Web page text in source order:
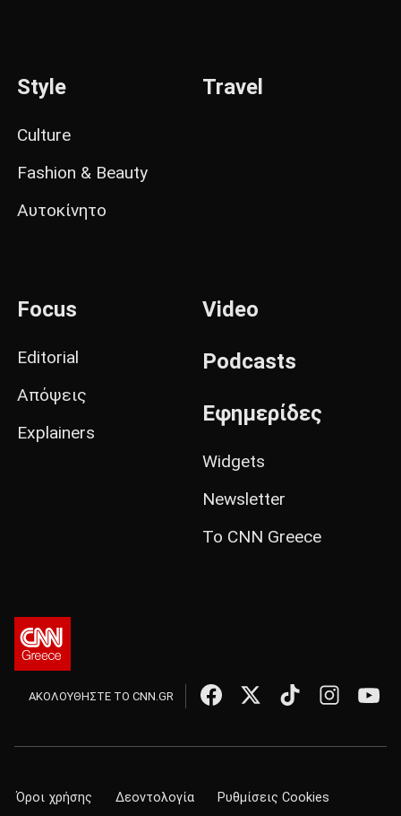
Style
Culture
Fashion & Beauty
Αυτοκίνητο
Travel
Focus
Editorial
Απόψεις
Explainers
Video
Podcasts
Εφημερίδες
Widgets
Newsletter
Το CNN Greece
ΑΚΟΛΟΥΘΗΣΤΕ ΤΟ CNN.GR
Όροι χρήσης Δεοντολογία Ρυθμίσεις Cookies